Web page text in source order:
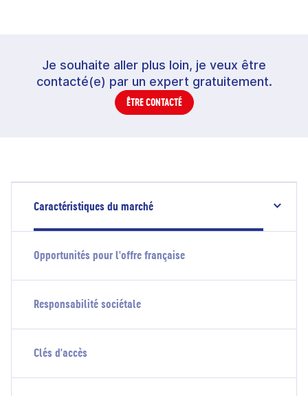
Je souhaite aller plus loin, je veux être
contacté(e) par un expert gratuitement.
ÊTRE CONTACTÉ
Caractéristiques du marché
Opportunités pour l'offre française
Responsabilité sociétale
Clés d'accès